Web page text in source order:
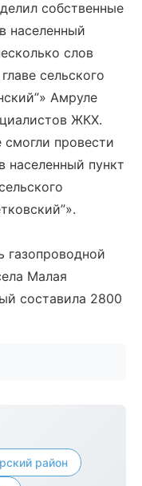
собственные
населенный
слов
сельского
Амруле
ЖКХ.
провести
населенный пункт
газопроводной
Малая
составила 2800
район